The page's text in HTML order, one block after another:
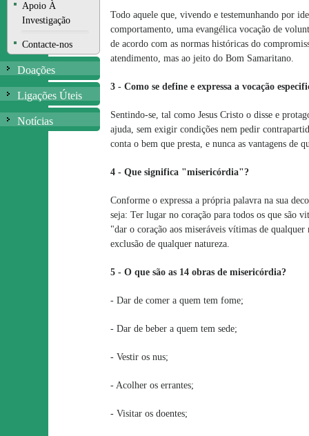
Apoio À
Investigação
Contacte-nos
Doações
Ligações Úteis
Notícias
Todo aquele que, vivendo e testemunhando por
comportamento, uma evangélica vocação de
de acordo com as normas históricas do
atendimento, mas ao jeito do Bom Samaritano.
3 - Como se define e expressa a vocação
Sentindo-se, tal como Jesus Cristo o disse e
ajuda, sem exigir condições nem pedir
conta o bem que presta, e nunca as vantagens de
4 - Que significa "misericórdia"?
Conforme o expressa a própria palavra na sua
seja: Ter lugar no coração para todos os que são
"dar o coração aos miseráveis vítimas de
exclusão de qualquer natureza.
5 - O que são as 14 obras de misericórdia?
- Dar de comer a quem tem fome;
- Dar de beber a quem tem sede;
- Vestir os nus;
- Acolher os errantes;
- Visitar os doentes;